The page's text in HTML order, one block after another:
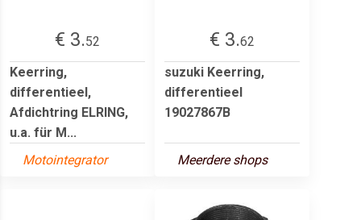
€ 3.52
Keerring,
differentieel,
Afdichtring ELRING,
u.a. für M...
Motointegrator
€ 3.62
suzuki Keerring,
differentieel
19027867B
Meerdere shops